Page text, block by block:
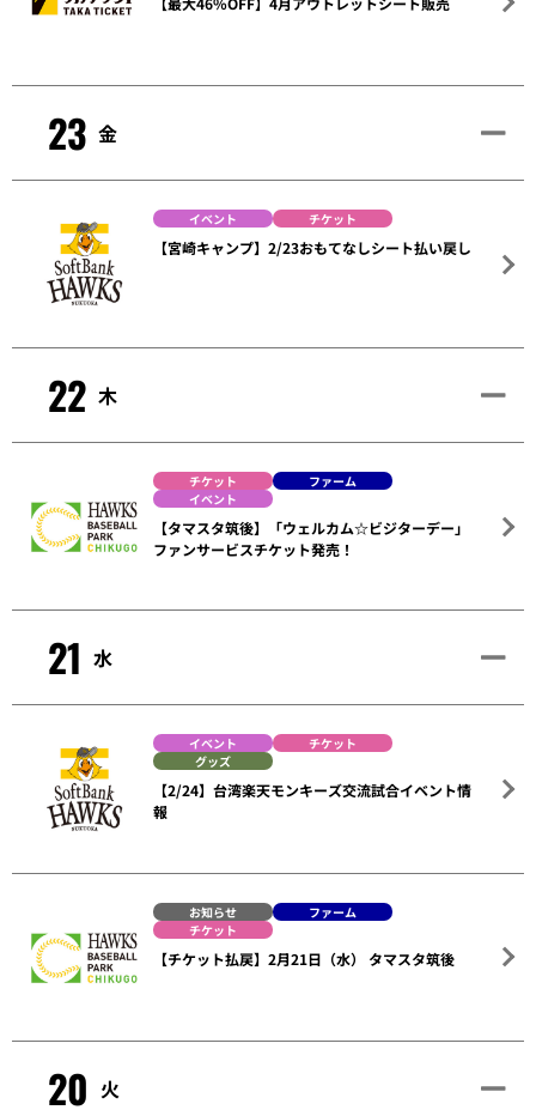
23 金
イベント チケット
【宮崎キャンプ】2/23おもてなしシート払い戻し
22 木
チケット
ファーム
イベント
【タマスタ筑後】「ウェルカム☆ビジターデー」
ファンサービスチケット発売！
21 水
イベント
チケット
グッズ
【2/24】台湾楽天モンキーズ交流試合イベント情
報
お知らせ
ファーム
チケット
【チケット払戻】2月21日（水） タマスタ筑後
20 火